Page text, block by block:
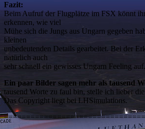
Fazit:
Beim Aufruf der Flugplätze im FSX könnt
erkennen, wie viel
Mühe sich die Jungs aus Ungarn gegeben
kleinen
unbedeutenden Details gearbeitet. Bei der
natürlich auch
sehr schnell ein gewisses Ungarn Feeling auf.
Ein paar Bilder sagen mehr als tausend
tausend Worte zu faul bin, stelle ich lieber
Das Copyright liegt bei LHSimulations.